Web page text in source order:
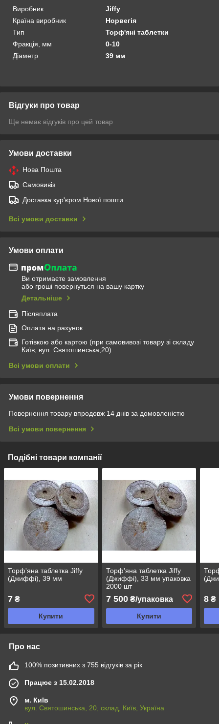
Виробник
Jiffy
Країна виробник
Норвегія
Тип
Торф'яні таблетки
Фракція, мм
0-10
Діаметр
39 мм
Відгуки про товар
Ще немає відгуків про цей товар
Умови доставки
Нова Пошта
Самовивіз
Доставка кур'єром Нової пошти
Всі умови доставки
Умови оплати
Ви отримаєте замовлення
або гроші повернуться на вашу картку
Детальніше
Післяплата
Оплата на рахунок
Готівкою або картою (при самовивозі товару зі складу
Київ, вул. Святошинська,20)
Всі умови оплати
Умови повернення
Повернення товару впродовж 14 днів за домовленістю
Всі умови повернення
Подібні товари компанії
Торф'яна таблетка Jiffy
(Джиффі), 39 мм
7 ₴
Купити
Торф'яна таблетка Jiffy
(Джиффі), 33 мм упаковка
2000 шт
7 500₴/упаковка
Купити
8 ₴
Про нас
100% позитивних з 755 відгуків за рік
Працює з 15.02.2018
м. Київ
вул. Святошинська, 20, склад, Київ, Україна